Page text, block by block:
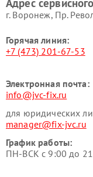
Адрес
г. Воронеж, Пр.
Горячая линия:
+7 (473) 201-67-53
Электронная почта:
info@jvc-fix.ru
для юридических
manager@fix-jvc.ru
График работы:
ПН-ВСК с 9:00 до